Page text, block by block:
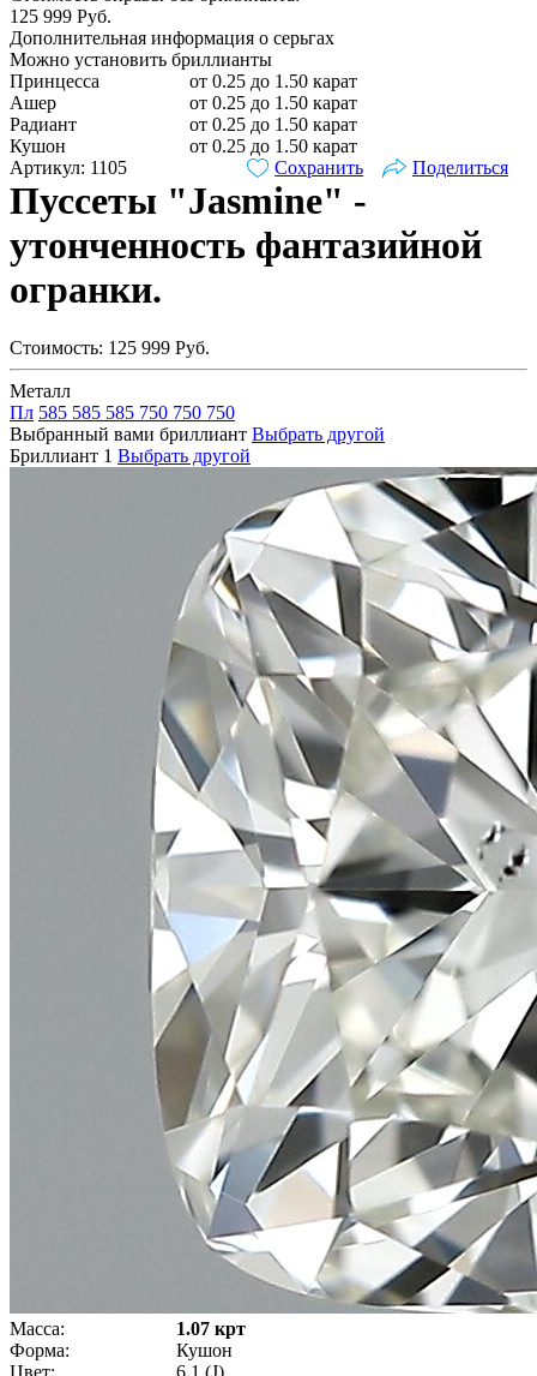
125 999 Руб.
Дополнительная информация о серьгах
Можно установить бриллианты
Принцесса
от 0.25 до 1.50 карат
Ашер
от 0.25 до 1.50 карат
Радиант
от 0.25 до 1.50 карат
Кушон
от 0.25 до 1.50 карат
Артикул: 1105
Сохранить Поделиться
Пуссеты "Jasmine" -
утонченность фантазийной
огранки.
Стоимость: 125 999 Руб.
Металл
Пл 585 585 585 750 750 750
Выбранный вами бриллиант Выбрать другой
Бриллиант 1 Выбрать другой
Масса:
1.07 крт
Форма:
Кушон